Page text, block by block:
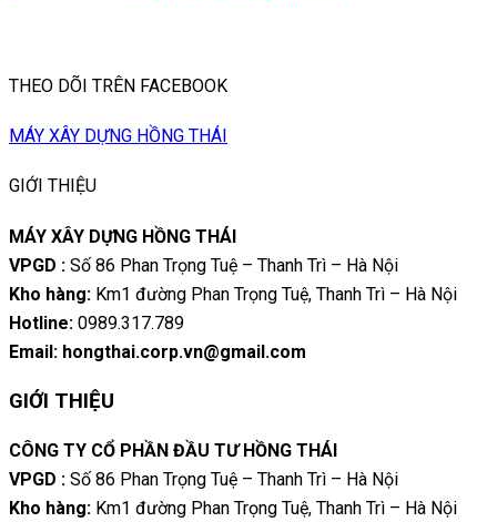
THEO DÕI TRÊN FACEBOOK
MÁY XÂY DỰNG HỒNG THÁI
GIỚI THIỆU
MÁY XÂY DỰNG HỒNG THÁI
VPGD : Số 86 Phan Trọng Tuệ – Thanh Trì – Hà Nội
Kho hàng: Km1 đường Phan Trọng Tuệ, Thanh Trì – Hà Nội
Hotline: 0989.317.789
Email: hongthai.corp.vn@gmail.com
GIỚI THIỆU
CÔNG TY CỔ PHẦN ĐẦU TƯ HỒNG THÁI
VPGD : Số 86 Phan Trọng Tuệ – Thanh Trì – Hà Nội
Kho hàng: Km1 đường Phan Trọng Tuệ, Thanh Trì – Hà Nội